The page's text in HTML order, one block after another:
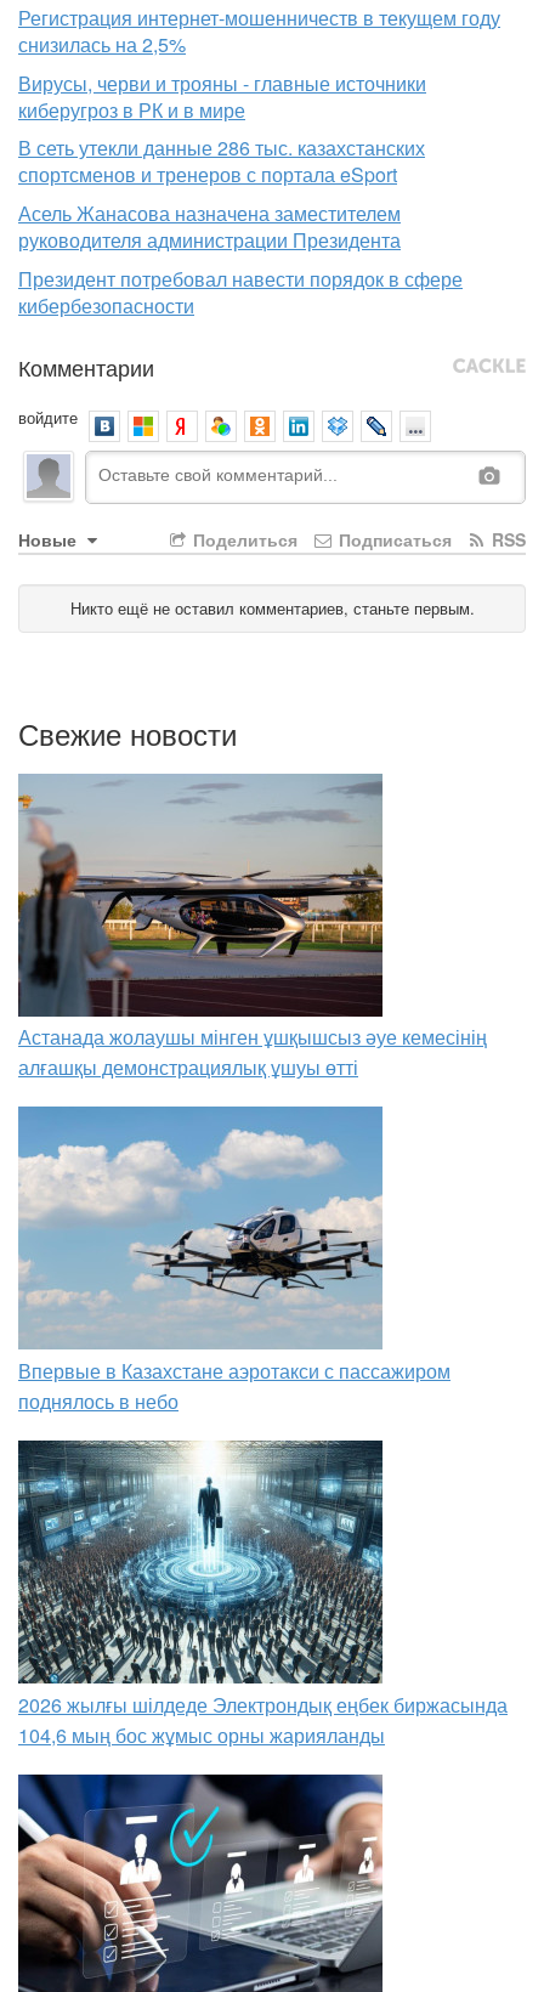
Регистрация интернет-мошенничеств в текущем году
снизилась на 2,5%
Вирусы, черви и трояны - главные источники
киберугроз в РК и в мире
В сеть утекли данные 286 тыс. казахстанских
спортсменов и тренеров с портала eSport
Асель Жанасова назначена заместителем
руководителя администрации Президента
Президент потребовал навести порядок в сфере
кибербезопасности
Комментарии
войдите
Новые RSS
Подписаться
Поделиться
Никто ещё не оставил комментариев, станьте первым.
Свежие новости
Астанада жолаушы мінген ұшқышсыз әуе кемесінің
алғашқы демонстрациялық ұшуы өтті
Впервые в Казахстане аэротакси с пассажиром
поднялось в небо
2026 жылғы шілдеде Электрондық еңбек биржасында
104,6 мың бос жұмыс орны жарияланды